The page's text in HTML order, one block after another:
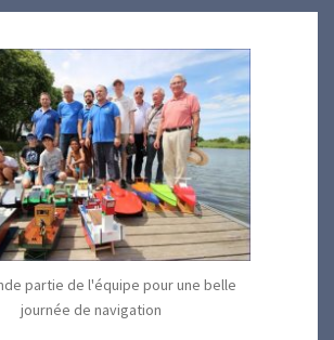
partie de l'équipe pour une belle
journée de navigation